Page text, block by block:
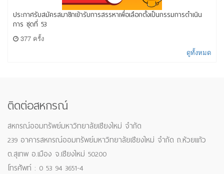
ประกาศรับสมัครสมาชิกเข้ารับการสรรหาเพื่อเลือกตั้งเป็นกรรมการดำเนิน
การ ชุดที่ 53
377 ครั้ง
ดูทั้งหมด
ติดต่อสหกรณ์
สหกรณ์ออมทรัพย์มหาวิทยาลัยเชียงใหม่ จำกัด
239 อาคารสหกรณ์ออมทรัพย์มหาวิทยาลัยเชียงใหม่ จำกัด ถ.ห้วยแก้ว
ต.สุเทพ อ.เมือง จ.เชียงใหม่ 50200
โทรศัพท์ : 0 53 94 3651-4